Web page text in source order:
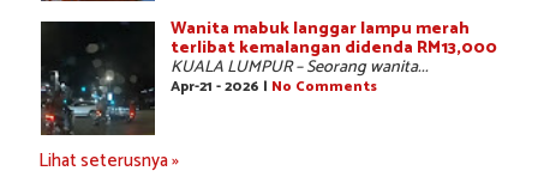
Wanita mabuk langgar lampu merah
terlibat kemalangan didenda RM13,000
KUALA LUMPUR – Seorang wanita...
Apr-21 - 2026 | No Comments
Lihat seterusnya »